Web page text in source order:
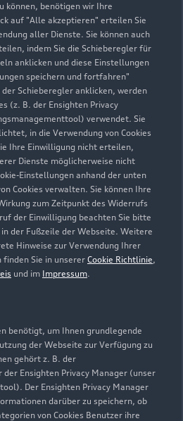
können, benötigen wir Ihre
auf "Alle akzeptieren" erteilen Sie
aller Dienste. Sie können auch
indem Sie die Schieberegler für
anklicken und diese Einstellungen
speichern und fortfahren"
Schieberegler anklicken, werden
(z. B. der Ensighten Privacy
verwendet. Sie
in die Verwendung von Cookies
Ihre Einwilligung nicht erteilen,
Dienste möglicherweise nicht
Einstellungen anhand der unten
Cookies verwalten. Sie können Ihre
zum Zeitpunkt des Widerrufs
der Einwilligung beachten Sie bitte
der Fußzeile der Webseite. Weitere
Hinweise zur Verwendung Ihrer
finden Sie in unserer Cookie Richtlinie,
und im Impressum.
benötigt, um Ihnen grundlegende
der Webseite zur Verfügung zu
gehört z. B. der
Ensighten Privacy Manager (unser
Der Ensighten Privacy Manager
darüber zu speichern, ob
von Cookies Benutzer ihre
35-39
amMontag 07:30